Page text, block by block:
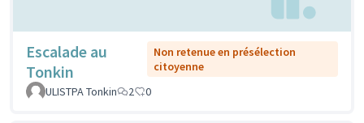
Escalade au
Tonkin
Non retenue en présélection
citoyenne
ULISTPA Tonkin
2 0